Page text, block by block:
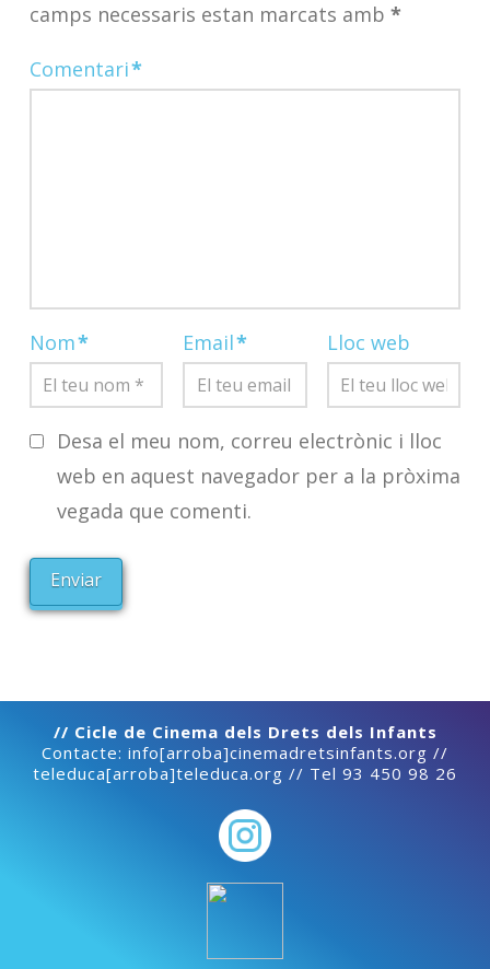
camps necessaris estan marcats amb *
Comentari*
Nom* Email* Lloc web
Desa el meu nom, correu electrònic i lloc
web en aquest navegador per a la pròxima
vegada que comenti.
// Cicle de Cinema dels Drets dels Infants
Contacte: info[arroba]cinemadretsinfants.org //
teleduca[arroba]teleduca.org // Tel 93 450 98 26